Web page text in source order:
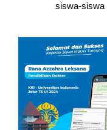
siswa-siswa